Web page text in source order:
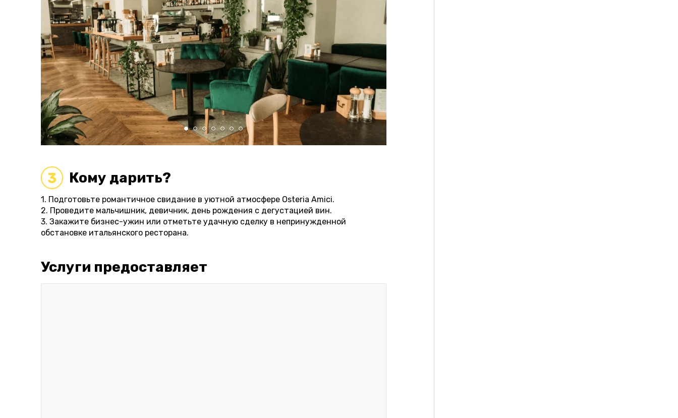
3 Кому дарить?
1. Подготовьте романтичное свидание в уютной атмосфере Osteria Amici.
2. Проведите мальчишник, девичник, день рождения с дегустацией вин.
3. Закажите бизнес-ужин или отметьте удачную сделку в непринужденной
обстановке итальянского ресторана.
Услуги предоставляет